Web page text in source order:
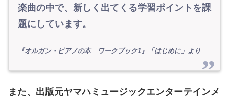
楽曲の中で、新しく出てくる学習ポイントを課
題にしています。
『オルガン・ピアノの本 ワークブック1』「はじめに」より
また、出版元ヤマハミュージックエンターテインメ